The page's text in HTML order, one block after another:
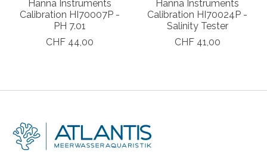
Hanna Instruments
Calibration HI70007P -
PH 7.01
CHF 44,00
Hanna Instruments
Calibration HI70024P -
Salinity Tester
CHF 41,00